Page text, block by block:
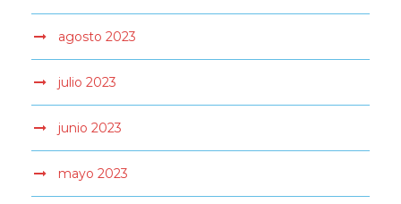
agosto 2023
julio 2023
junio 2023
mayo 2023